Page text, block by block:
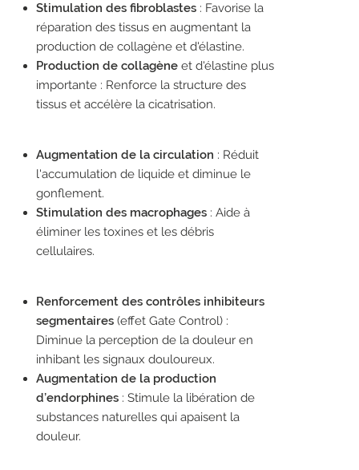
Stimulation des fibroblastes: Favorise la
réparation des tissus en augmentant la
production de collagène et d'élastine.
Production de collagène et d'élastine plus
importante : Renforce la structure des
tissus et accélère la cicatrisation.
Augmentation de la circulation : Réduit
l'accumulation de liquide et diminue le
gonflement.
Stimulation des macrophages : Aide à
éliminer les toxines et les débris
cellulaires.
Renforcement des contrôles inhibiteurs
segmentaires(effet Gate Control) :
Diminue la perception de la douleur en
inhibant les signaux douloureux.
Augmentation de la production
d’endorphines: Stimule la libération de
substances naturelles qui apaisent la
douleur.